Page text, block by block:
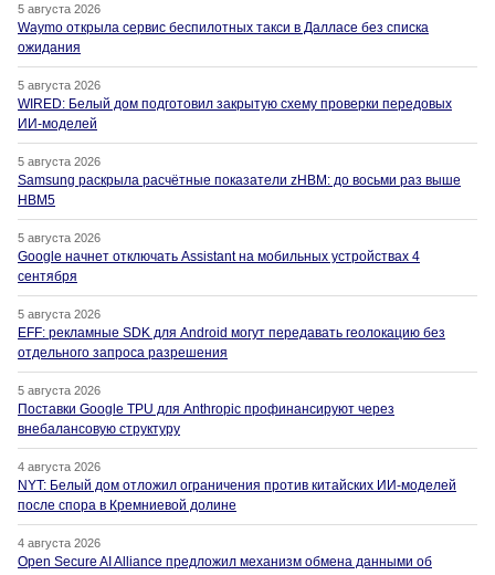
5 августа 2026
Waymo открыла сервис беспилотных такси в Далласе без списка
ожидания
5 августа 2026
WIRED: Белый дом подготовил закрытую схему проверки передовых
ИИ-моделей
5 августа 2026
Samsung раскрыла расчётные показатели zHBM: до восьми раз выше
HBM5
5 августа 2026
Google начнет отключать Assistant на мобильных устройствах 4
сентября
5 августа 2026
EFF: рекламные SDK для Android могут передавать геолокацию без
отдельного запроса разрешения
5 августа 2026
Поставки Google TPU для Anthropic профинансируют через
внебалансовую структуру
4 августа 2026
NYT: Белый дом отложил ограничения против китайских ИИ-моделей
после спора в Кремниевой долине
4 августа 2026
Open Secure AI Alliance предложил механизм обмена данными об